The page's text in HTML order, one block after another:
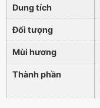
Dung tích
Đối tượng
Mùi hương
Thành phần